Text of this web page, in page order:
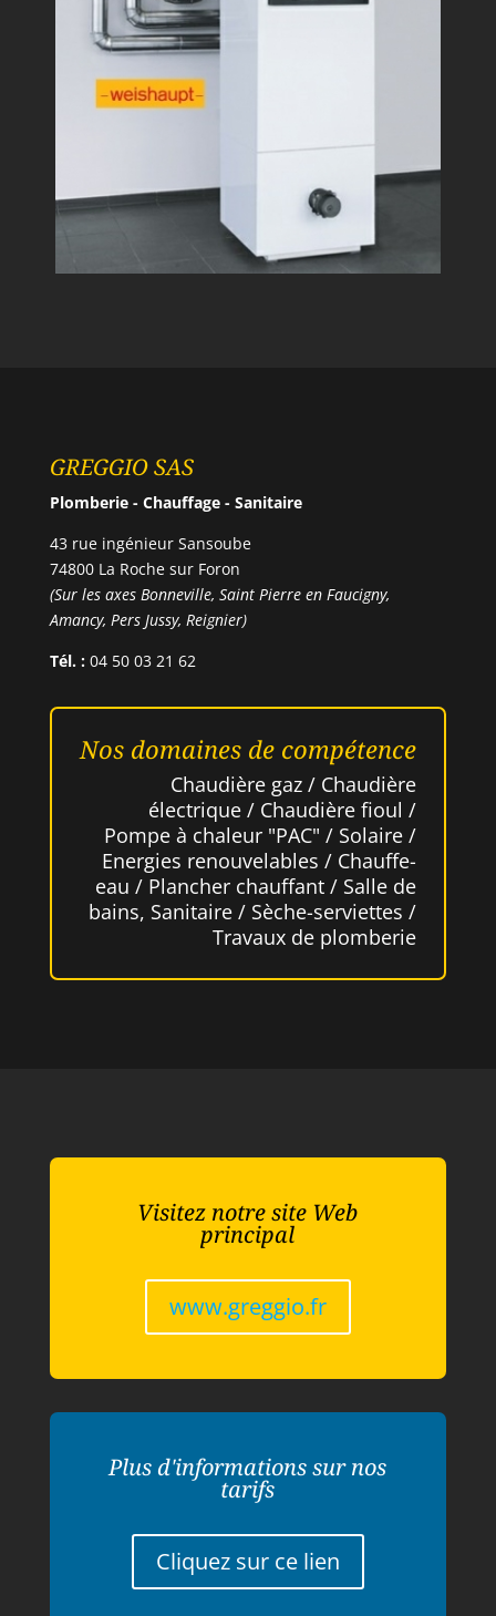
GREGGIO SAS
Plomberie - Chauffage - Sanitaire
43 rue ingénieur Sansoube
74800 La Roche sur Foron
(Sur les axes Bonneville, Saint Pierre en Faucigny,
Amancy, Pers Jussy, Reignier)
Tél. :04 50 03 21 62
Nos domaines de compétence
Chaudière gaz / Chaudière
électrique / Chaudière fioul /
Pompe à chaleur "PAC" / Solaire /
Energies renouvelables / Chauffe-
eau / Plancher chauffant / Salle de
bains, Sanitaire / Sèche-serviettes /
Travaux de plomberie
Visitez notre site Web
principal
www.greggio.fr
Plus d'informations sur nos
tarifs
Cliquez sur ce lien